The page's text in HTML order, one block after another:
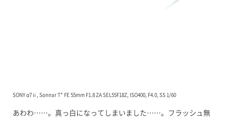
SONY α7ⅱ, Sonnar T* FE 55mm F1.8 ZA SEL55F18Z, ISO400, F4.0, SS 1/60
あわわ……。真っ白になってしまいました……。フラッシュ無